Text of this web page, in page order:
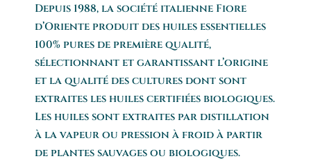
Depuis 1988, la société italienne Fiore
d’Oriente produit des huiles essentielles
100% pures de première qualité,
sélectionnant et garantissant l’origine
et la qualité des cultures dont sont
extraites les huiles certifiées biologiques.
Les huiles sont extraites par distillation
à la vapeur ou pression à froid à partir
de plantes sauvages ou biologiques.